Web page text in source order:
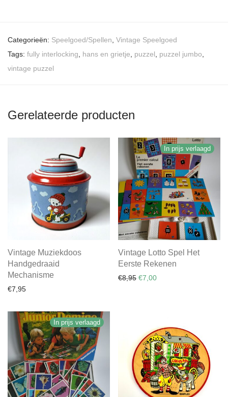
Categorieën: Speelgoed/Spellen Vintage Speelgoed
Tags: fully interlocking hans en grietje puzzel puzzel jumbo
vintage puzzel
Gerelateerde producten
Vintage Muziekdoos
Handgedraaid
Mechanisme
€7,95
In prijs verlaagd
Vintage Lotto Spel Het
Eerste Rekenen
€8,95 Oorspronkelijke prijs was:
€7,00Huidige prijs is: €7,00.
In prijs verlaagd